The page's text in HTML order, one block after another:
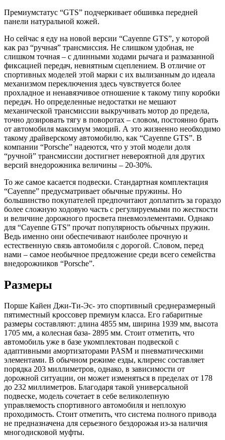
Премиумстатус “GTS” подчеркивает обшивка передней
панели натуральной кожей.
Но сейчас я еду на новой версии “Cayenne GTS”, у которой
как раз “ручная” трансмиссия. Не слишком удобная, не
слишком точная – с длинными ходами рычага и размазанной
фиксацией передач, невнятным сцеплением. В отличие от
спортивных моделей этой марки с их вылизанным до идеала
механизмом переключения здесь чувствуется более
прохладное и ненавязчивое отношение к такому типу коробки
передач. Но определенные недостатки не мешают
механической трансмиссии выкручивать мотор до предела,
точно дозировать тягу в поворотах – словом, постоянно брать
от автомобиля максимум эмоций. А это жизненно необходимо
такому драйверскому автомобилю, как “Cayenne GTS”. В
компании “Porsche” надеются, что у этой модели доля
“ручной” трансмиссии достигнет невероятной для других
версий внедорожника величины – 20-30%.
То же самое касается подвески. Стандартная комплектация
“Cayenne” предусматривает обычные пружины. Но
большинство покупателей предпочитают доплатить за гораздо
более сложную ходовую часть с регулируемыми по жесткости
и величине дорожного просвета пневмоэлементами. Однако
для “Cayenne GTS” прочат популярность обычных пружин.
Ведь именно они обеспечивают наиболее прочную и
естественную связь автомобиля с дорогой. Cловом, перед
нами – самое необычное предложение среди всего семейства
внедорожников “Porsche”.
Размеры
Порше Кайен Джи-Ти-Эс- это спортивный среднеразмерный
пятиместный кроссовер премиум класса. Его габаритные
размеры составляют: длина 4855 мм, ширина 1939 мм, высота
1705 мм, а колесная база- 2895 мм. Стоит отметить, что
автомобиль уже в базе укомплектован подвеской с
адаптивными амортизаторами PASM и пневматическими
элементами. В обычном режиме езды, клиренс составляет
порядка 203 миллиметров, однако, в зависимости от
дорожной ситуации, он может изменяться в пределах от 178
до 232 миллиметров. Благодаря такой универсальной
подвеске, модель сочетает в себе великолепную
управляемость спортивного автомобиля и неплохую
проходимость. Стоит отметить, что система полного привода
не предназначена для серьезного бездорожья из-за наличия
многодисковой муфты.